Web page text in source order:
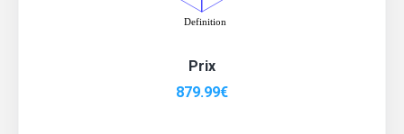
Prix
879.99€